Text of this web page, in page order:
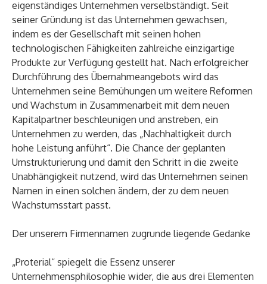
eigenständiges Unternehmen verselbständigt. Seit
seiner Gründung ist das Unternehmen gewachsen,
indem es der Gesellschaft mit seinen hohen
technologischen Fähigkeiten zahlreiche einzigartige
Produkte zur Verfügung gestellt hat. Nach erfolgreicher
Durchführung des Übernahmeangebots wird das
Unternehmen seine Bemühungen um weitere Reformen
und Wachstum in Zusammenarbeit mit dem neuen
Kapitalpartner beschleunigen und anstreben, ein
Unternehmen zu werden, das „Nachhaltigkeit durch
hohe Leistung anführt“. Die Chance der geplanten
Umstrukturierung und damit den Schritt in die zweite
Unabhängigkeit nutzend, wird das Unternehmen seinen
Namen in einen solchen ändern, der zu dem neuen
Wachstumsstart passt.
Der unserem Firmennamen zugrunde liegende Gedanke
„Proterial“ spiegelt die Essenz unserer
Unternehmensphilosophie wider, die aus drei Elementen